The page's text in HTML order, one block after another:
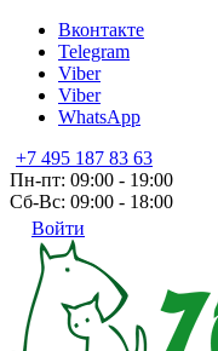
Вконтакте
Telegram
Viber
Viber
WhatsApp
+7 495 187 83 63
Пн-пт: 09:00 - 19:00
Сб-Вс: 09:00 - 18:00
Войти